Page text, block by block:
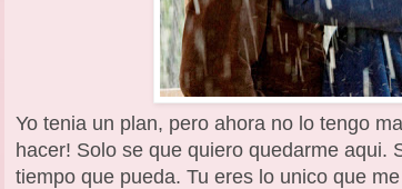
Yo tenia un plan, pero ahora no lo tengo
hacer! Solo se que quiero quedarme aqui.
tiempo que pueda. Tu eres lo unico que